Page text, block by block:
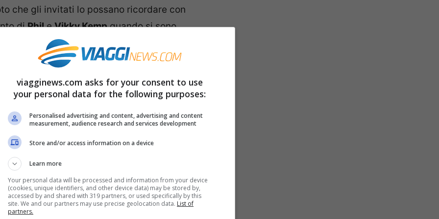
che gli invitati lo possano ricordare con
diPhileVikky Kempquando si sono
un lussuoso ricevimento a
perfezione, affidandosi ad un catering tra
si sono divertiti hanno brindato agli
sono cominciati il giorno seguente
hanno cominciato ad avvertire una
di stomaco e senso di nausea, si sono
50 persone presentassero gli stessi
non erasalutare.
viagginews.com asks for your consent to use
your personal data for the following purposes:
Personalised advertising and content, advertising and content
measurement, audience research and services development
Store and/or access information on a device
Learn more
Your personal data will be processed and information from your device
(cookies, unique identifiers, and other device data) may be stored by,
accessed by and shared with 319 partners, or used specifically by this
site. We and our partners may use precise geolocation data. List of
partners.